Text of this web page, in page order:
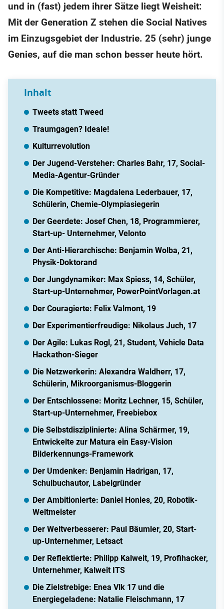
und in (fast) jedem ihrer Sätze liegt Weisheit:
Mit der Generation Z stehen die Social Natives
im Einzugsgebiet der Industrie. 25 (sehr) junge
Genies, auf die man schon besser heute hört.
Inhalt
Tweets statt Tweed
Traumgagen? Ideale!
Kulturrevolution
Der Jugend-Versteher: Charles Bahr, 17, Social-
Media-Agentur-Gründer
Die Kompetitive: Magdalena Lederbauer, 17,
Schülerin, Chemie-Olympiasiegerin
Der Geerdete: Josef Chen, 18, Programmierer,
Start-up- Unternehmer, Velonto
Der Anti-Hierarchische: Benjamin Wolba, 21,
Physik-Doktorand
Der Jungdynamiker: Max Spiess, 14, Schüler,
Start-up-Unternehmer, PowerPointVorlagen.at
Der Couragierte: Felix Valmont, 19
Der Experimentierfreudige: Nikolaus Juch, 17
Der Agile: Lukas Rogl, 21, Student, Vehicle Data
Hackathon-Sieger
Die Netzwerkerin: Alexandra Waldherr, 17,
Schülerin, Mikroorganismus-Bloggerin
Der Entschlossene: Moritz Lechner, 15, Schüler,
Start-up-Unternehmer, Freebiebox
Die Selbstdisziplinierte: Alina Schärmer, 19,
Entwickelte zur Matura ein Easy-Vision
Bilderkennungs-Framework
Der Umdenker: Benjamin Hadrigan, 17,
Schulbuchautor, Labelgründer
Der Ambitionierte: Daniel Honies, 20, Robotik-
Weltmeister
Der Weltverbesserer: Paul Bäumler, 20, Start-
up-Unternehmer, Letsact
Der Reflektierte: Philipp Kalweit, 19, Profihacker,
Unternehmer, Kalweit ITS
Die Zielstrebige: Enea Vlk 17 und die
Energiegeladene: Natalie Fleischmann, 17